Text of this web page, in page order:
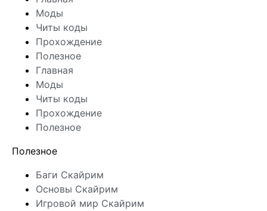
Моды
Читы коды
Прохождение
Полезное
Главная
Моды
Читы коды
Прохождение
Полезное
Полезное
Баги Скайрим
Основы Скайрим
Игровой мир Скайрим